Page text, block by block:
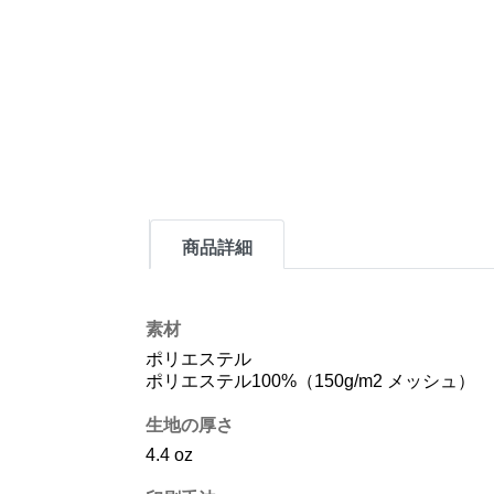
商品詳細
素材
ポリエステル
ポリエステル100%（150g/m2 メッシュ）
生地の厚さ
4.4 oz